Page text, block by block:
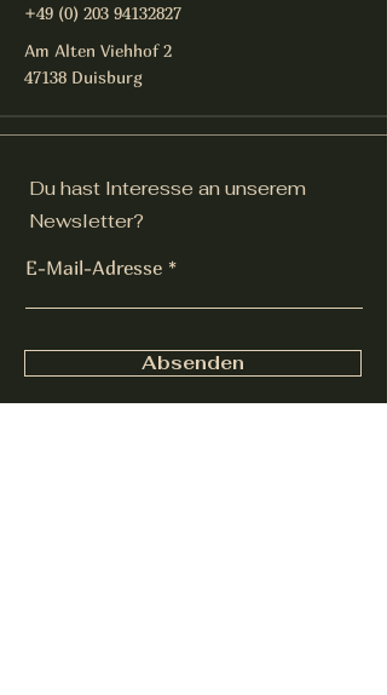
+49 (0) 203 94132827
Am Alten Viehhof 2
47138 Duisburg
Du hast Interesse an unserem
Newsletter?
E-Mail-Adresse
Absenden